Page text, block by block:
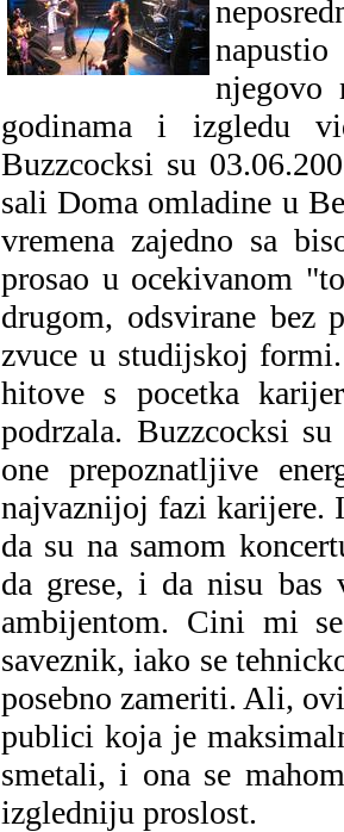
njegovo
godinama i izgledu
Buzzcocksi su
sali Doma omladine u
vremena zajedno sa
prosao u ocekivanom
drugom, odsvirane bez
zvuce u studijskoj
hitove s pocetka
podrzala. Buzzcocksi
one prepoznatljive
najvaznijoj fazi karijere.
da su na samom
da grese, i da nisu bas
ambijentom. Cini mi
saveznik, iako se
posebno zameriti. Ali,
publici koja je
smetali, i ona se
izgledniju proslost.